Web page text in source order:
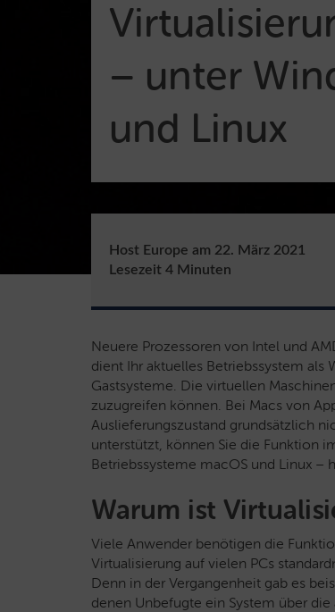
– unter
und Linux
Host Europe am 22. März 2021
Lesezeit 4 Minuten
Neuere Prozessoren von Intel und
dient Ihr aktuelles Betriebssystem als
Gastsysteme. Die virtuellen
zuzugreifen können. Bei Macs von
Auslieferungszustand grundsätzlich
unterstützt, können Sie die Funktion
Betriebssysteme macOS und Linux –
Warum ist
Viele Anwender benötigen die
Virtualisierung auf vielen PCs
Denn in der Vergangenheit gab es
denen Unbefugte ein System über